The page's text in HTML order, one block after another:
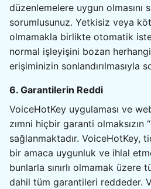
düzenlemelere uygun olmasını
sorumlusunuz. Yetkisiz veya
olmamakla birlikte otomatik
normal işleyişini bozan
erişiminizin sonlandırılmasıyla
6. Garantilerin Reddi
VoiceHotKey uygulaması ve
zımni hiçbir garanti olmaksızın
sağlanmaktadır. VoiceHotKey,
bir amaca uygunluk ve ihlal
bunlarla sınırlı olmamak üzere
dahil tüm garantileri reddeder.